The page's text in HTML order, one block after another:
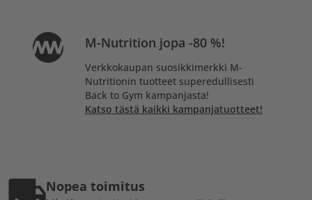
M-Nutrition jopa -80 %!
Verkkokaupan suosikkimerkki M-
Nutritionin tuotteet superedullisesti
Back to Gym kampanjasta!
Katso tästä kaikki kampanjatuotteet!
Nopea toimitus